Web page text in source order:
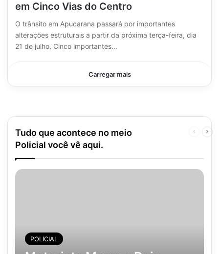
em Cinco Vias do Centro
O trânsito em Apucarana passará por importantes
alterações estruturais a partir da próxima terça-feira, dia
21 de julho. Cinco importantes…
Carregar mais
Tudo que acontece no meio
Policial você vê aqui.
Página
POLICIAL